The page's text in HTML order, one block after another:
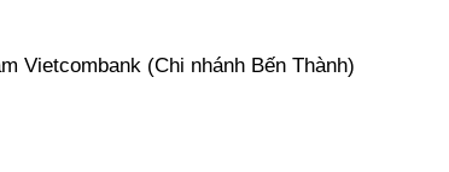
Vietcombank (Chi nhánh Bến Thành)